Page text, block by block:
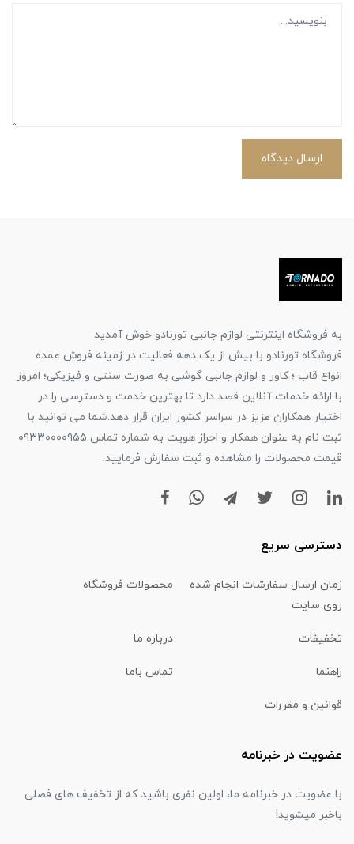
ارسال دیدگاه
به فروشگاه اینترنتی لوازم جانبی تورنادو خوش آمدید
فروشگاه تورنادو با بیش از یک دهه فعالیت در زمینه فروش عمده
انواع قاب ؛ کاور و لوازم جانبی گوشی به صورت سنتی و فیزیکی؛ امروز
با ارائه خدمات آنلاین قصد دارد تا بهترین خدمت و دسترسی را در
اختیار همکاران عزیز در سراسر کشور ایران قرار دهد.شما می توانید با
ثبت نام به عنوان همکار و احراز هویت به شماره تماس ۰۹۳۳۰۰۰۰۹۵۵
قیمت محصولات را مشاهده و ثبت سفارش فرمایید.
دسترسی سریع
زمان ارسال سفارشات انجام شده
روی سایت
محصولات فروشگاه
تخفیفات درباره ما
راهنما تماس باما
قوانین و مقررات
عضویت در خبرنامه
با عضویت در خبرنامه ما، اولین نفری باشید که از تخفیف های فصلی
باخبر میشوید!